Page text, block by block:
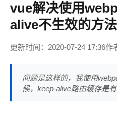
vue解决使用
alive不生效的方法
更新时间：2020-07-24 17:36作
问题是这样的，我使用
候，keep-alive路由缓存是